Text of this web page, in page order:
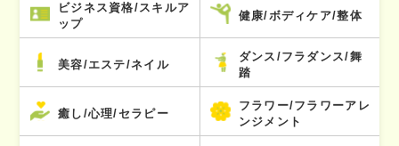
ビジネス資格/スキルア
ップ
健康/ボディケア/整体
美容/エステ/ネイル
ダンス/フラダンス/舞
踏
癒し/心理/セラピー
フラワー/フラワーアレ
ンジメント